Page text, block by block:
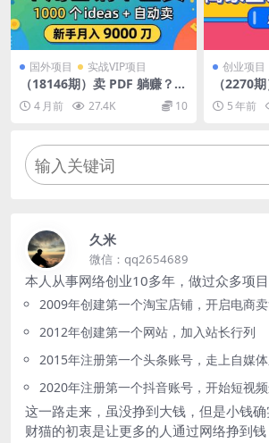
国外项目 实战VIP项目
（18146期）卖 PDF 躺赚？不
用营销不囤货，1000 个 ideas
+ 自动卖，新手月入 9000 刀
4 月前 27.4K 10
创业项目
（2270
体商家基
5 年前
久米
微信：qq2654689
本人从事网络创业10多年，做过众多项目
2009年创建第一个淘宝店铺，开启电商
2012年创建第一个网站，加入站长行列
2015年注册第一个头条账号，走上自媒
2020年注册第一个抖音账号，开始短视
这一路走来，虽没挣到大钱，但是小钱
财猫的初衷是让更多的人通过网络挣到